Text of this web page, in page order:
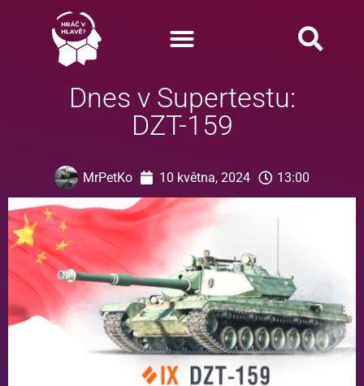
Dnes v Supertestu:
DZT-159
MrPetKo 10 května, 2024 13:00